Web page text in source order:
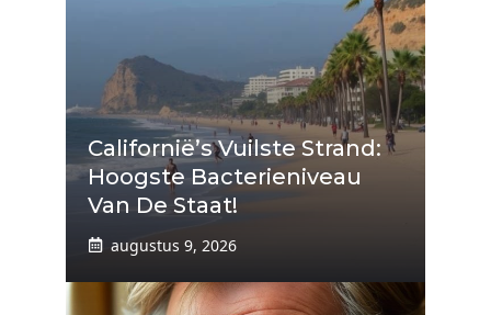
Californië’s Vuilste Strand:
Hoogste Bacterieniveau
Van De Staat!
augustus 9, 2026